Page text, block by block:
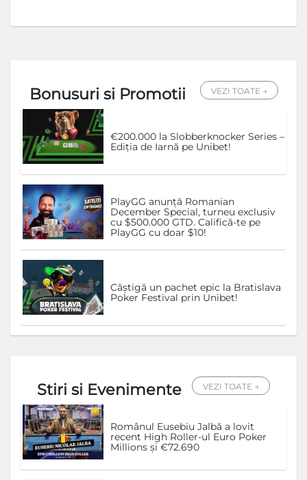
Bonusuri si Promotii VEZI TOATE →
€200.000 la Slobberknocker Series –
Ediția de Iarnă pe Unibet!
PlayGG anunță Romanian
December Special, turneu exclusiv
cu $500.000 GTD. Califică-te pe
PlayGG cu doar $10!
Câștigă un pachet epic la Bratislava
Poker Festival prin Unibet!
Stiri si Evenimente VEZI TOATE →
Românul Eusebiu Jalbă a lovit
recent High Roller-ul Euro Poker
Millions și €72.690